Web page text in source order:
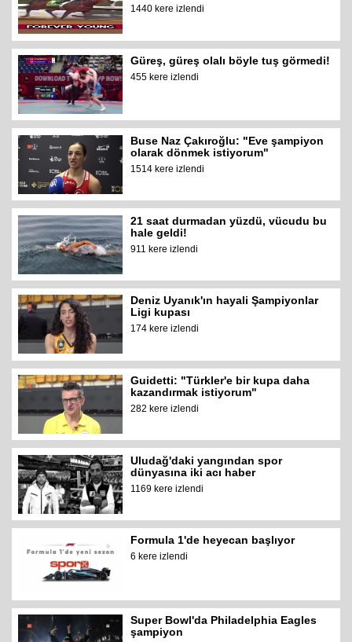
1440 kere izlendi
Güreş, güreş olalı böyle tuş görmedi!
455 kere izlendi
Buse Naz Çakıroğlu: "Eve şampiyon
olarak dönmek istiyorum"
1514 kere izlendi
21 saat durmadan yüzdü, vücudu bu
hale geldi!
911 kere izlendi
Deniz Uyanık'ın hayali Şampiyonlar
Ligi kupası
174 kere izlendi
Guidetti: "Türkler'e bir kupa daha
kazandırmak istiyorum"
282 kere izlendi
Uludağ'daki yangından spor
dünyasına iki acı haber
1169 kere izlendi
Formula 1'de heyecan başlıyor
6 kere izlendi
Super Bowl'da Philadelphia Eagles
şampiyon